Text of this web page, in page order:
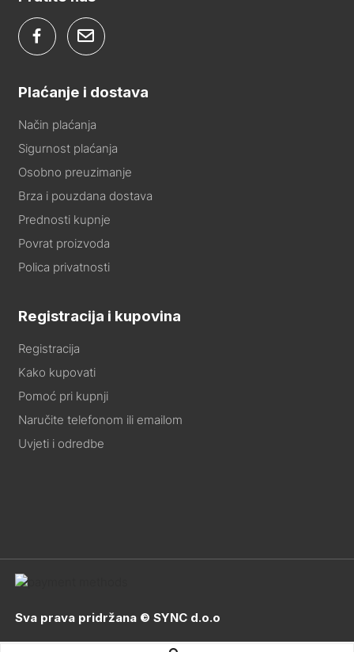
Plaćanje i dostava
Način plaćanja
Sigurnost plaćanja
Osobno preuzimanje
Brza i pouzdana dostava
Prednosti kupnje
Povrat proizvoda
Polica privatnosti
Registracija i kupovina
Registracija
Kako kupovati
Pomoć pri kupnji
Naručite telefonom ili emailom
Uvjeti i odredbe
Sva prava pridržana © SYNC d.o.o